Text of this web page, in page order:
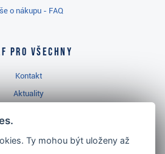
o nákupu - FAQ
pro všechny
Kontakt
Aktuality
Golfový slovník
Ty mohou být uloženy až